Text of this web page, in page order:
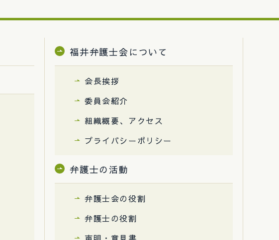
福井弁護士会について
会長挨拶
委員会紹介
組織概要、アクセス
プライバシーポリシー
弁護士の活動
弁護士会の役割
弁護士の役割